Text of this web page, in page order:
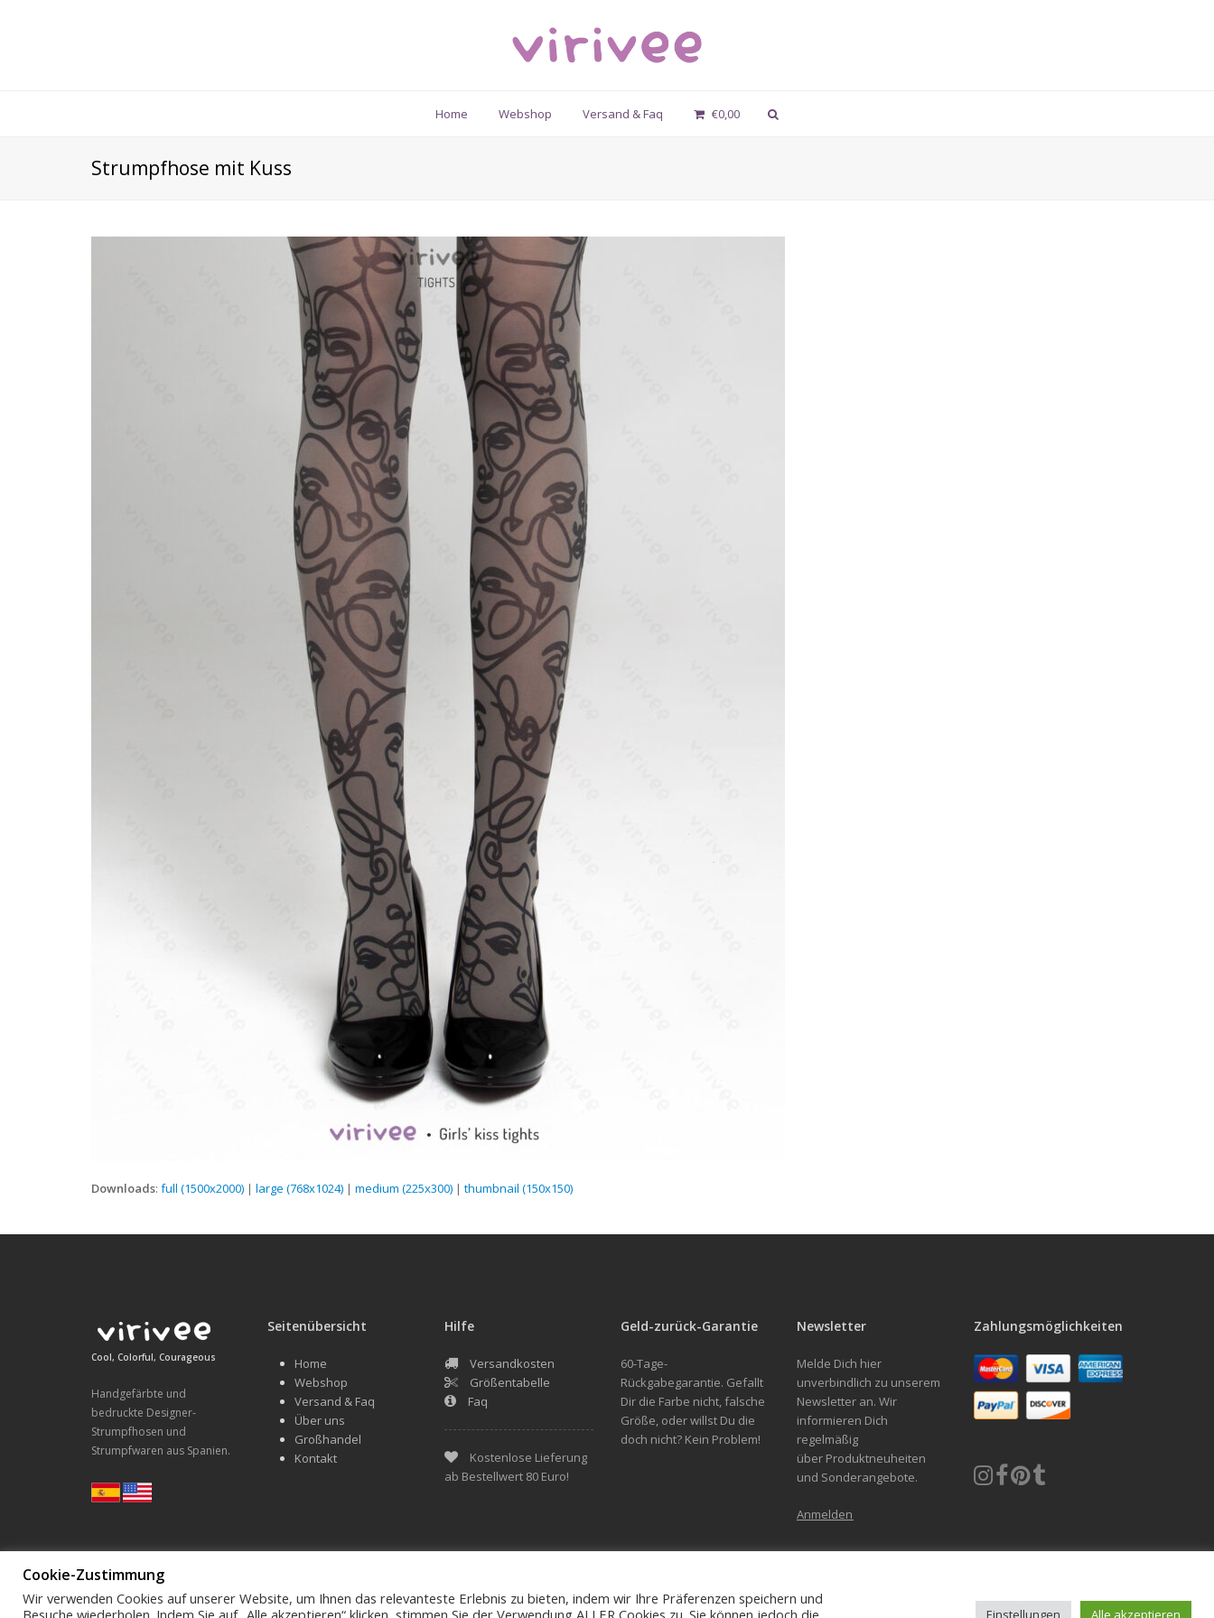
Home Webshop Versand & Faq €0,00
Strumpfhose mit Kuss
Downloads: full (1500x2000)| large (768x1024)| medium (225x300)| thumbnail (150x150)
Cool, Colorful, Courageous
Handgefärbte und
bedruckte Designer-
Strumpfhosen und
Strumpfwaren aus Spanien.
Seitenübersicht
Home
Webshop
Versand & Faq
Über uns
Großhandel
Kontakt
Hilfe
Versandkosten
Größentabelle
Faq
Kostenlose Lieferung
ab Bestellwert 80 Euro!
Geld-zurück-Garantie
60-Tage-
Rückgabegarantie. Gefallt
Dir die Farbe nicht, falsche
Größe, oder willst Du die
doch nicht? Kein Problem!
Newsletter
Melde Dich hier
unverbindlich zu unserem
Newsletter an. Wir
informieren Dich
regelmäßig
über Produktneuheiten
und Sonderangebote.
Anmelden
Zahlungsmöglichkeiten
Schreibe uns hello@virivee.de Allgemeine Geschäftsbedingungen (AGB) Rückzahlung und Umtausch (Wiederruf) Datenschutzerklärung Cookie-Richtlinie
Cookie-Zustimmung
Wir verwenden Cookies auf unserer Website, um Ihnen das relevanteste Erlebnis zu bieten, indem wir Ihre Präferenzen speichern und
Besuche wiederholen. Indem Sie auf „Alle akzeptieren“ klicken, stimmen Sie der Verwendung ALLER Cookies zu. Sie können jedoch die
Einstellungen Alle akzeptieren